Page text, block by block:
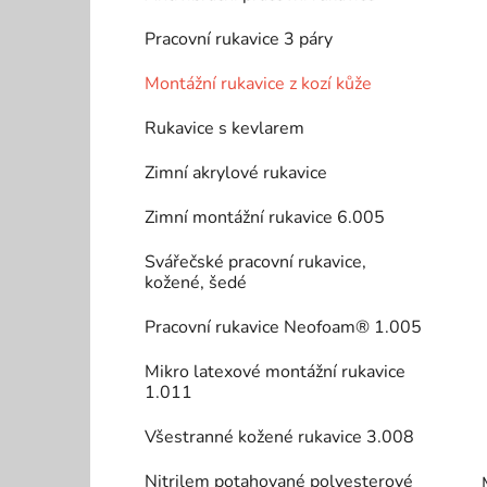
Pracovní rukavice 3 páry
Montážní rukavice z kozí kůže
Rukavice s kevlarem
Zimní akrylové rukavice
Zimní montážní rukavice 6.005
Svářečské pracovní rukavice,
kožené, šedé
Pracovní rukavice Neofoam® 1.005
Mikro latexové montážní rukavice
1.011
Všestranné kožené rukavice 3.008
Nitrilem potahované polyesterové